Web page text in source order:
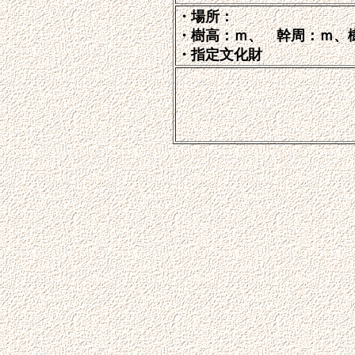
・場所：
・樹高：ｍ、 幹周：ｍ、
・指定文化財